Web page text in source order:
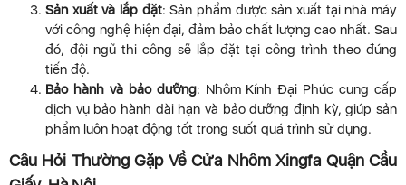
Sản xuất và lắp đặt: Sản phẩm được sản xuất tại nhà máy
với công nghệ hiện đại, đảm bảo chất lượng cao nhất. Sau
đó, đội ngũ thi công sẽ lắp đặt tại công trình theo đúng
tiến độ.
Bảo hành và bảo dưỡng: Nhôm Kính Đại Phúc cung cấp
dịch vụ bảo hành dài hạn và bảo dưỡng định kỳ, giúp sản
phẩm luôn hoạt động tốt trong suốt quá trình sử dụng.
Câu Hỏi Thường Gặp Về Cửa Nhôm Xingfa Quận Cầu